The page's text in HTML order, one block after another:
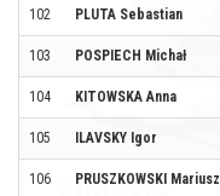
102 PLUTA Sebastian
103 POSPIECH Michał
104 KITOWSKA Anna
105 ILAVSKY Igor
106 PRUSZKOWSKI Mariusz